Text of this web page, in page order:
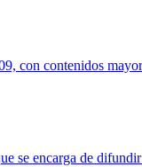
con contenidos
encarga de